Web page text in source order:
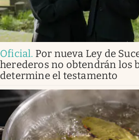
Oficial. Por nueva Ley de
herederos no obtendrán los
determine el testamento